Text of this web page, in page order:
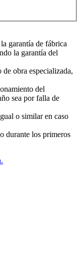
garantía de fábrica
la garantía del
de obra especializada,
del
sea por falla de
o similar en caso
durante los primeros